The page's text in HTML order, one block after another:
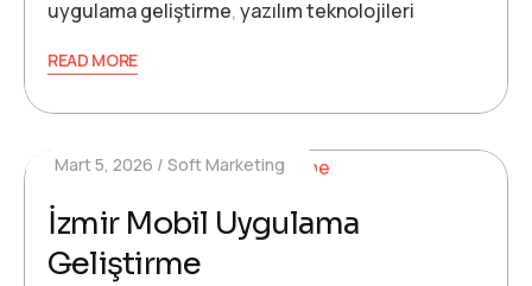
uygulama geliştirme,yazılım teknolojileri
READ MORE
Mart 5, 2026 Soft Marketing
İzmir Mobil Uygulama
Geliştirme